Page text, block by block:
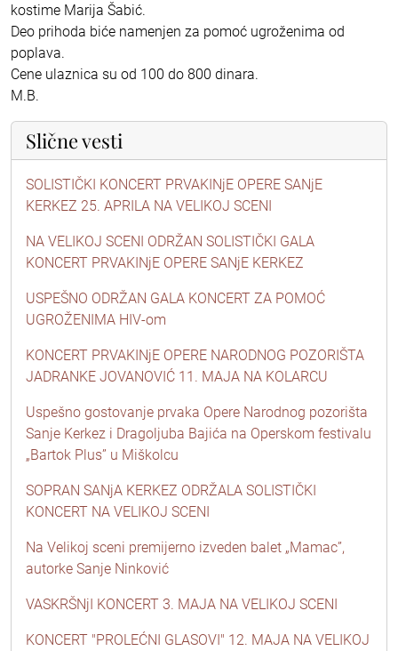
kostime Marija Šabić.
Deo prihoda biće namenjen za pomoć ugroženima od
poplava.
Cene ulaznica su od 100 do 800 dinara.
M.B.
Slične vesti
SOLISTIČKI KONCERT PRVAKINjE OPERE SANjE
KERKEZ 25. APRILA NA VELIKOJ SCENI
NA VELIKOJ SCENI ODRŽAN SOLISTIČKI GALA
KONCERT PRVAKINjE OPERE SANjE KERKEZ
USPEŠNO ODRŽAN GALA KONCERT ZA POMOĆ
UGROŽENIMA HIV-om
KONCERT PRVAKINjE OPERE NARODNOG POZORIŠTA
JADRANKE JOVANOVIĆ 11. MAJA NA KOLARCU
Uspešno gostovanje prvaka Opere Narodnog pozorišta
Sanje Kerkez i Dragoljuba Bajića na Operskom festivalu
„Bartok Plus” u Miškolcu
SOPRAN SANjA KERKEZ ODRŽALA SOLISTIČKI
KONCERT NA VELIKOJ SCENI
Na Velikoj sceni premijerno izveden balet „Mamac”,
autorke Sanje Ninković
VASKRŠNjI KONCERT 3. MAJA NA VELIKOJ SCENI
KONCERT "PROLEĆNI GLASOVI" 12. MAJA NA VELIKOJ